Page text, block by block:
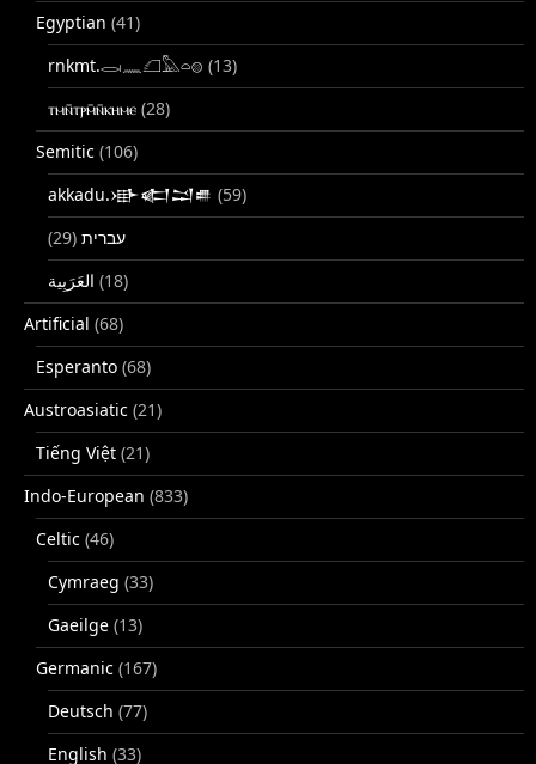
Egyptian (41)
rnkmt.𓂋𓏺𓈖𓆎𓅓𓏏𓊖 (13)
ⲧⲙⲛ̄ⲧⲣⲙ̄ⲛ̄ⲕⲏⲙⲉ (28)
Semitic (106)
akkadu.𒀝𒅗𒁺𒌑 (59)
עברית (29)
(18)
Artificial (68)
Esperanto (68)
Austroasiatic (21)
Tiếng Việt (21)
Indo-European (833)
Celtic (46)
Cymraeg (33)
Gaeilge (13)
Germanic (167)
Deutsch (77)
English (33)